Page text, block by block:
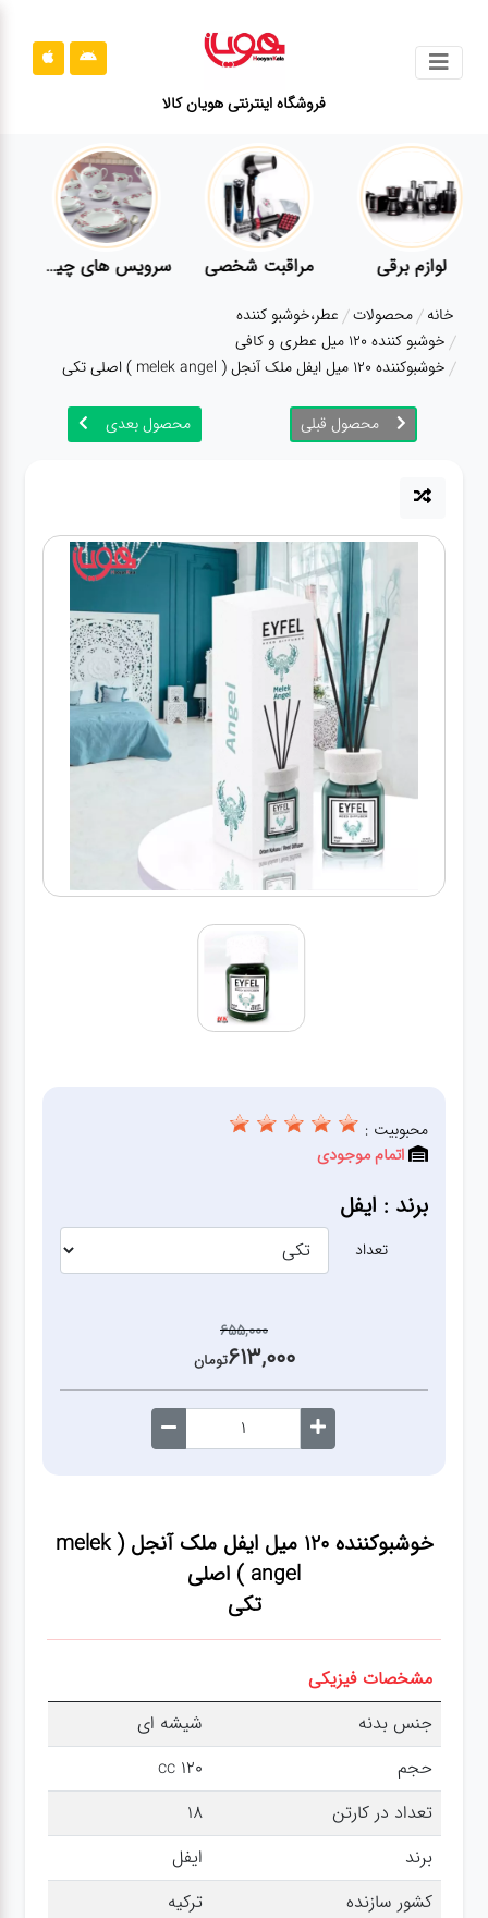
فروشگاه اینترنتی هویان کالا
محصولات
قوانین
سایت
ارتباط
درباره
ما
لوازم برقی
مراقبت شخصی
سرویس های
چینی زرین
قاشق و چنگال
لوازم خانه
لوازم پلاسکو
کلمن،فلاسک،قمقمه
بانکه،پاسماوری،جا
ادویه
زباله،سرویس
جشن و تولد
چینی تقدس
لوازم برقی مراقبت شخصی
خانه محصولات عطر،خوشبو کننده
خوشبو کننده 120 میل عطری و کافی
خوشبوکننده 120 میل ایفل ملک آنجل ( melek angel ) اصلی تکی
محصول قبلی محصول بعدی
خوشبوکننده 120 میل ایفل ملک آنجل ( melek
angel ) اصلی
تکی
مشخصات فیزیکی
جنس بدنه
شیشه ای
حجم
120 cc
تعداد در کارتن
18
برند
ایفل
کشور سازنده
ترکیه
محبوبیت :
اتمام موجودی
برند : ایفل
تعداد
655,000
613,000تومان